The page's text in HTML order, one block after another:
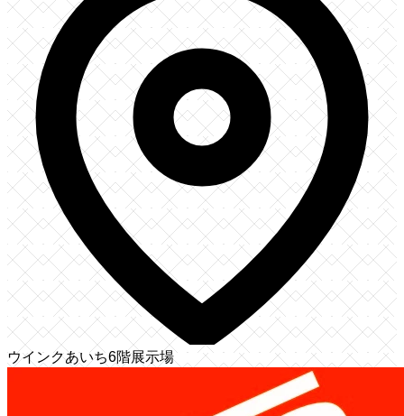
ウインクあいち6階展示場